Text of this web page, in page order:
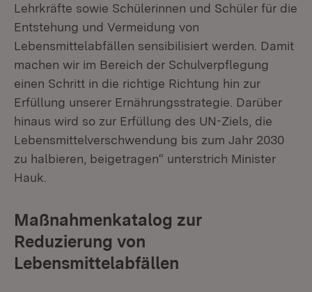
Lehrkräfte sowie Schülerinnen und Schüler für die
Entstehung und Vermeidung von
Lebensmittelabfällen sensibilisiert werden. Damit
machen wir im Bereich der Schulverpflegung
einen Schritt in die richtige Richtung hin zur
Erfüllung unserer Ernährungsstrategie. Darüber
hinaus wird so zur Erfüllung des UN-Ziels, die
Lebensmittelverschwendung bis zum Jahr 2030
zu halbieren, beigetragen“ unterstrich Minister
Hauk.
Maßnahmenkatalog zur
Reduzierung von
Lebensmittelabfällen